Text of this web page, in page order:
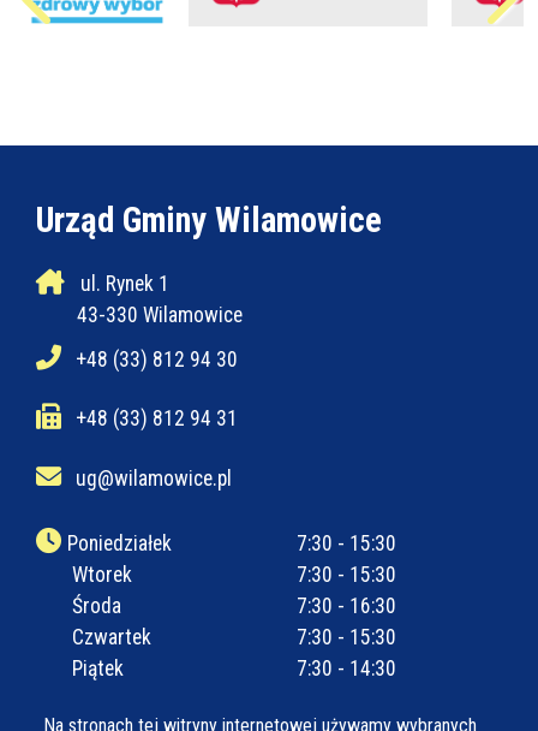
Na stronach tej witryny internetowej używamy wybranych
Urząd Gminy Wilamowice
ul. Rynek 1
43-330 Wilamowice
+48 (33) 812 94 30
+48 (33) 812 94 31
ug@wilamowice.pl
Poniedziałek
7:30 - 15:30
Wtorek
7:30 - 15:30
Środa
7:30 - 16:30
Czwartek
7:30 - 15:30
Piątek
7:30 - 14:30